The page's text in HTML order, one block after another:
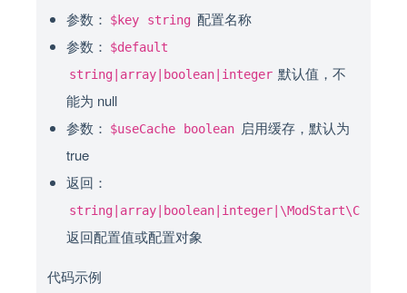
参数： $key string 配置名称
参数：
$default
string|array|boolean|integer 默认值，不
能为 null
参数：
$useCache boolean 启用缓存，默认为
true
返回：
返回配置值或配置对象
代码示例